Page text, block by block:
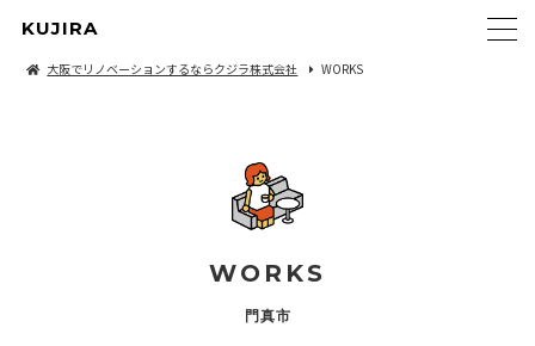
KUJIRA
大阪でリノベーションするならクジラ株式会社 WORKS
WORKS
門真市